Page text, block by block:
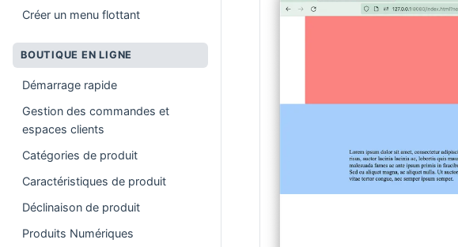
Créer un menu flottant
BOUTIQUE EN LIGNE
Démarrage rapide
Gestion des commandes et
espaces clients
Catégories de produit
Caractéristiques de produit
Déclinaison de produit
Produits Numériques